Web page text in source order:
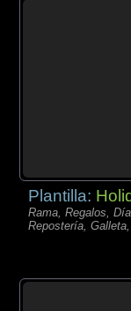
Plantilla:
Rama, Regalos,
Repostería, Galleta,